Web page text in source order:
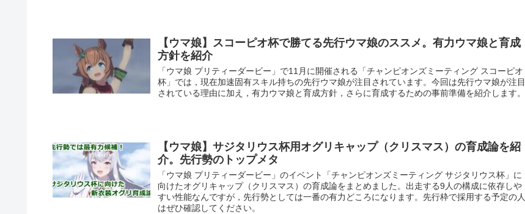
【ウマ娘】スコーピオ杯で勝てる先行ウマ娘のススメ。有力ウマ娘と育成
方針を紹介
「ウマ娘 プリティーダービー」で11月に開催される「チャンピオンズミーティング スコーピオ
杯」では，現在加速固有スキル持ちの先行ウマ娘が注目されています。今回は先行ウマ娘が注目
されている理由に加え，有力ウマ娘と育成方針，さらに育成するための事前準備を紹介します。
【ウマ娘】サジタリウス杯用オグリキャップ（クリスマス）の育成論を紹
介。先行勢のトップメタ
「ウマ娘 プリティーダービー」のイベント「チャンピオンズミーティング サジタリウス杯」に
向けたオグリキャップ（クリスマス）の育成論をまとめました。出走する9人の構成に依存しや
すい性能なんですが，先行勢としては一番の有力どころになります。先行枠で採用する予定の人
はぜひ確認してください。